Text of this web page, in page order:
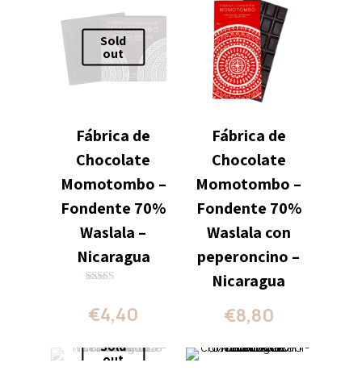
Sold
out
Fábrica de
Chocolate
Momotombo –
Fondente 70%
Waslala –
Nicaragua
su 5
€4,40
Fábrica de
Chocolate
Momotombo –
Fondente 70%
Waslala con
peperoncino –
Nicaragua
€8,80
Sold
out